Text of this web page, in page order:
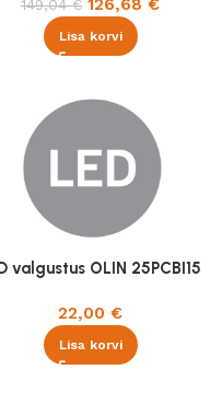
149,04€ 126,68 €
Lisa korvi
valgustus OLIN 25PCBI15
22,00 €
Lisa korvi